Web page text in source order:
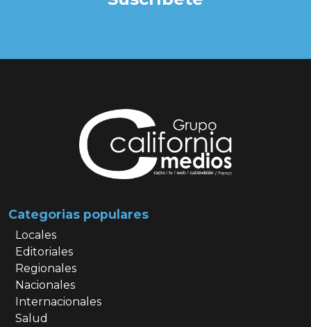
Categorias populares
Locales
Editoriales
Regionales
Nacionales
Internacionales
Salud